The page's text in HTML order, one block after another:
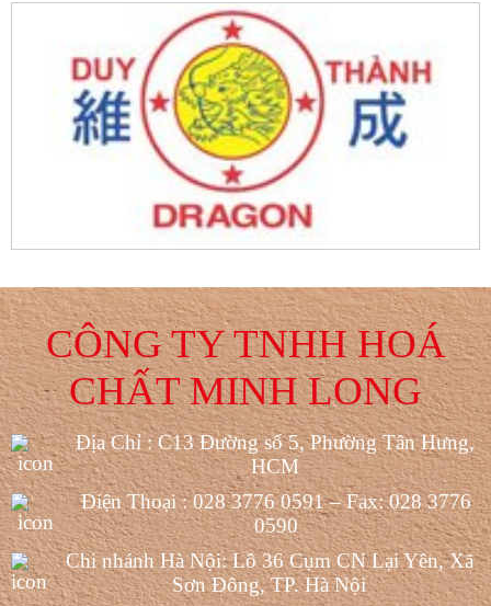
CÔNG TY TNHH HOÁ
CHẤT MINH LONG
Địa Chỉ : C13 Đường số 5, Phường Tân Hưng,
HCM
Điện Thoại : 028 3776 0591 – Fax: 028 3776
0590
Chi nhánh Hà Nội: Lô 36 Cụm CN Lại Yên, Xã
Sơn Đông, TP. Hà Nội